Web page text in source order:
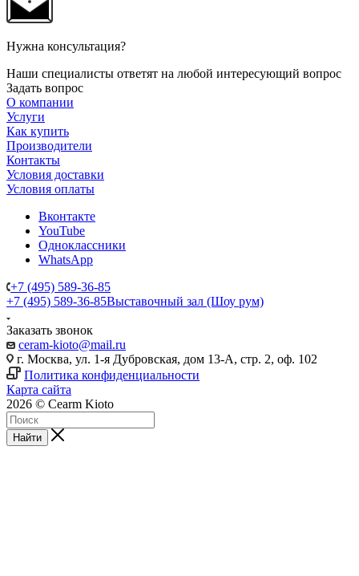
Нужна консультация?
Наши специалисты ответят на любой интересующий вопрос
Задать вопрос
О компании
Услуги
Как купить
Производители
Контакты
Условия доставки
Условия оплаты
Вконтакте
YouTube
Одноклассники
WhatsApp
+7 (495) 589-36-85
+7 (495) 589-36-85Выставочный зал (Шоу рум)
Заказать звонок
ceram-kioto@mail.ru
г. Москва, ул. 1-я Дубровская, дом 13-А, стр. 2, оф. 102
Политика конфиденциальности
Карта сайта
2026 © Cearm Kioto
Найти